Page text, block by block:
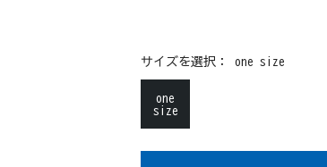
サイズを選択：one size
one
size